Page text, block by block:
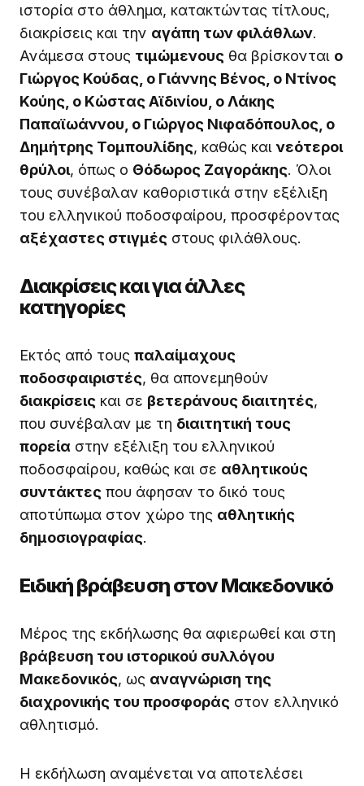
ιστορία στο άθλημα, κατακτώντας τίτλους,
διακρίσεις και την αγάπη των φιλάθλων.
Ανάμεσα στους τιμώμενους θα βρίσκονται ο
Γιώργος Κούδας, ο Γιάννης Βένος, ο Ντίνος
Κούης, ο Κώστας Αϊδινίου, ο Λάκης
Παπαϊωάννου, ο Γιώργος Νιφαδόπουλος, ο
Δημήτρης Τομπουλίδης, καθώς και νεότεροι
θρύλοι, όπως ο Θόδωρος Ζαγοράκης. Όλοι
τους συνέβαλαν καθοριστικά στην εξέλιξη
του ελληνικού ποδοσφαίρου, προσφέροντας
αξέχαστες στιγμές στους φιλάθλους.
Διακρίσεις και για άλλες
κατηγορίες
Εκτός από τους παλαίμαχους
ποδοσφαιριστές, θα απονεμηθούν
διακρίσεις και σε βετεράνους διαιτητές,
που συνέβαλαν με τη διαιτητική τους
πορεία στην εξέλιξη του ελληνικού
ποδοσφαίρου, καθώς και σε αθλητικούς
συντάκτες που άφησαν το δικό τους
αποτύπωμα στον χώρο της αθλητικής
δημοσιογραφίας.
Ειδική βράβευση στον Μακεδονικό
Μέρος της εκδήλωσης θα αφιερωθεί και στη
βράβευση του ιστορικού συλλόγου
Μακεδονικός, ως αναγνώριση της
διαχρονικής του προσφοράς στον ελληνικό
αθλητισμό.
Η εκδήλωση αναμένεται να αποτελέσει